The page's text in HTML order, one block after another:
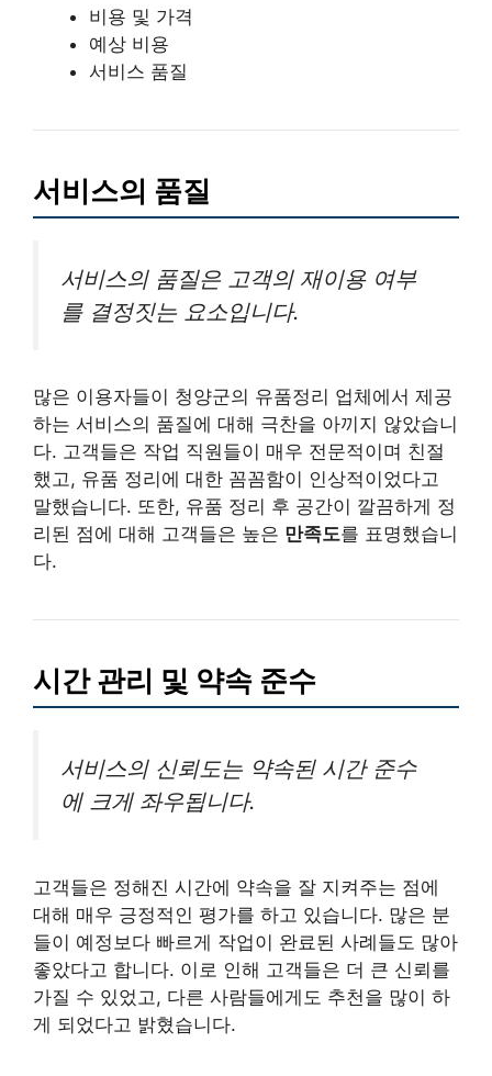
비용 및 가격
예상 비용
서비스 품질
서비스의 품질
서비스의 품질은 고객의 재이용 여부
를 결정짓는 요소입니다.
많은 이용자들이 청양군의 유품정리 업체에서 제공
하는 서비스의 품질에 대해 극찬을 아끼지 않았습니
다. 고객들은 작업 직원들이 매우 전문적이며 친절
했고, 유품 정리에 대한 꼼꼼함이 인상적이었다고
말했습니다. 또한, 유품 정리 후 공간이 깔끔하게 정
리된 점에 대해 고객들은 높은 만족도를 표명했습니
다.
시간 관리 및 약속 준수
서비스의 신뢰도는 약속된 시간 준수
에 크게 좌우됩니다.
고객들은 정해진 시간에 약속을 잘 지켜주는 점에
대해 매우 긍정적인 평가를 하고 있습니다. 많은 분
들이 예정보다 빠르게 작업이 완료된 사례들도 많아
좋았다고 합니다. 이로 인해 고객들은 더 큰 신뢰를
가질 수 있었고, 다른 사람들에게도 추천을 많이 하
게 되었다고 밝혔습니다.